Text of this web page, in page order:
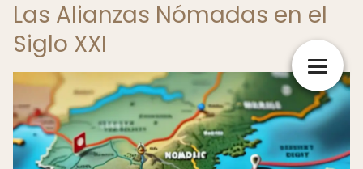
Las Alianzas Nómadas en el
Siglo XXI